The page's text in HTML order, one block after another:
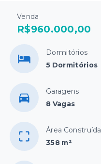
Venda
R$960.000,00
Dormitórios
5 Dormitórios
Garagens
8 Vagas
Área Construída
358 m²